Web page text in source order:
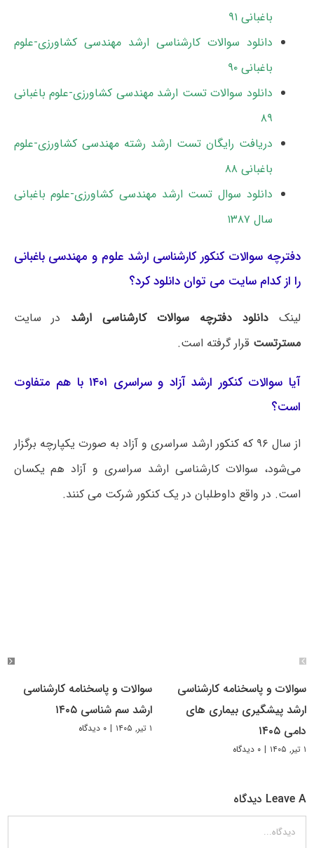
باغبانی ۹۱
دانلود سوالات کارشناسی ارشد مهندسی کشاورزی-علوم
باغبانی ۹۰
دانلود سوالات تست ارشد مهندسی کشاورزی-علوم باغبانی
۸۹
دریافت رایگان تست ارشد رشته مهندسی کشاورزی-علوم
باغبانی ۸۸
دانلود سوال تست ارشد مهندسی کشاورزی-علوم باغبانی
سال ۱۳۸۷
دفترچه سوالات کنکور کارشناسی ارشد ﻋﻠﻮم و ﻣﻬﻨﺪسی باغبانی
را از کدام سایت می توان دانلود کرد؟
لینکدانلود دفترچه سوالات کارشناسی ارشد در سایت
مسترتست قرار گرفته است.
آیا سوالات کنکور ارشد آزاد و سراسری ۱۴۰۱ با هم متفاوت
است؟
از سال ۹۶ که کنکور ارشد سراسری و آزاد به صورت یکپارچه برگزار
می‌شود، سوالات کارشناسی ارشد سراسری و آزاد هم یکسان
است. در واقع داوطلبان در یک کنکور شرکت می کنند.
سوالات و پاسخنامه کارشناسی
ارشد پیشگیری بیماری های
دامی ۱۴۰۵
۱ تیر, ۱۴۰۵ | ۰ دیدگاه
سوالات و پاسخنامه کارشناسی
ارشد سم شناسی ۱۴۰۵
۱ تیر, ۱۴۰۵ | ۰ دیدگاه
Leave A دیدگاه
دیدگاه